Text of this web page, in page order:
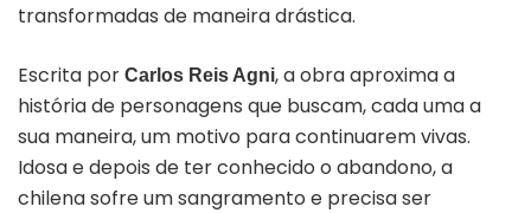
transformadas de maneira drástica.
Escrita por Carlos Reis Agni, a obra aproxima a
história de personagens que buscam, cada uma a
sua maneira, um motivo para continuarem vivas.
Idosa e depois de ter conhecido o abandono, a
chilena sofre um sangramento e precisa ser